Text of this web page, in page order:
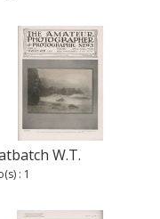
W.T.
: 1